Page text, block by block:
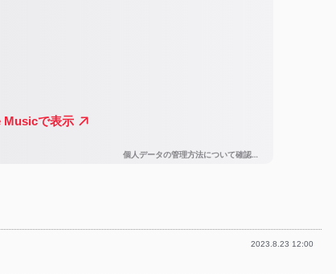
2023.8.23 12:00